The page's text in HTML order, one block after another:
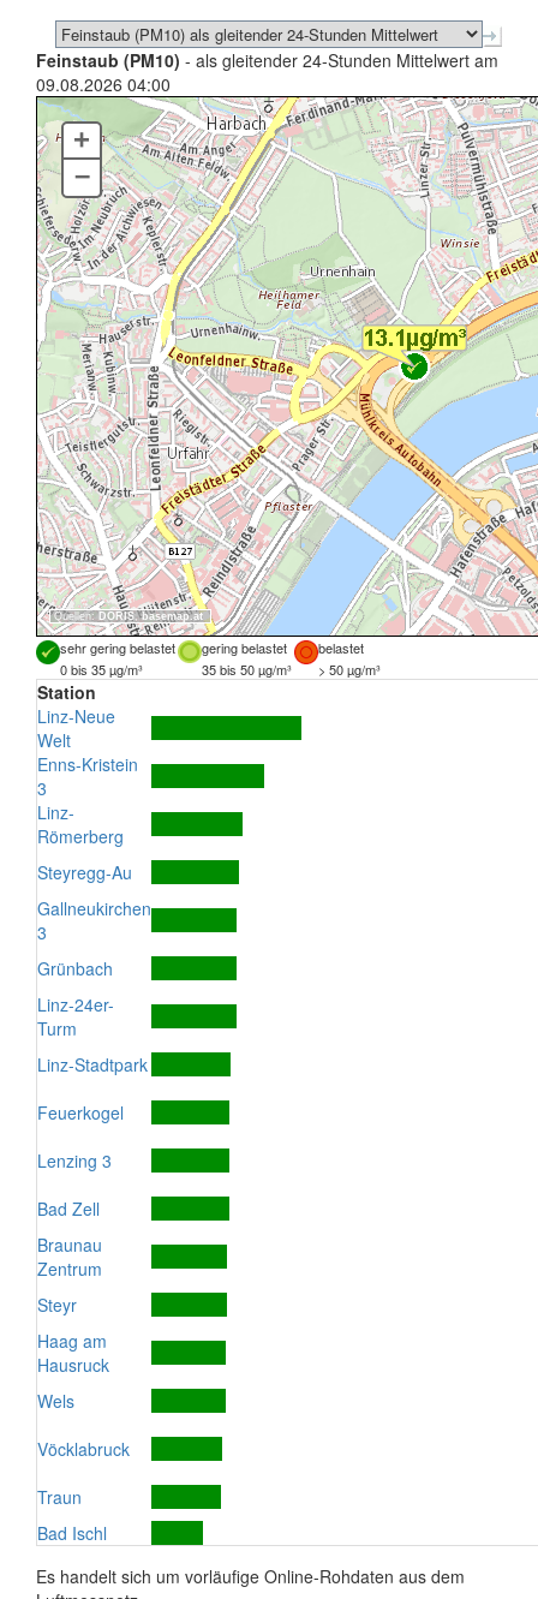
Feinstaub (PM10) - als gleitender 24-Stunden Mittelwert am
09.08.2026 04:00
Quellen: DORIS,basemap.at
+
–
sehr gering belastet gering belastet
belastet
0 bis 35 µg/m³
35 bis 50 µg/m³ > 50 µg/m³
Station
Linz-Neue
Welt
Enns-Kristein
3
Linz-
Römerberg
Steyregg-Au
Gallneukirchen
3
Grünbach
Linz-24er-
Turm
Linz-Stadtpark
Feuerkogel
Lenzing 3
Bad Zell
Braunau
Zentrum
Steyr
Haag am
Hausruck
Wels
Vöcklabruck
Traun
Bad Ischl
Es handelt sich um vorläufige Online-Rohdaten aus dem